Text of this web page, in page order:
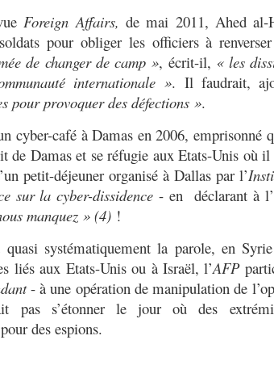
Foreign Affairs, de mai 2011, Ahed al-
pour obliger les officiers à
de changer de camp », écrit-il, « les
internationale ». Il faudrait,
pour provoquer des défections ».
cyber-café à Damas en 2006, emprisonné
de Damas et se réfugie aux Etats-Unis où il
petit-déjeuner organisé à Dallas par l’
sur la cyber-dissidence - en déclarant à
manquez » (4) !
systématiquement la parole, en
liés aux Etats-Unis ou à Israël, l’AFP
- à une opération de manipulation de
pas s’étonner le jour où des
des espions.